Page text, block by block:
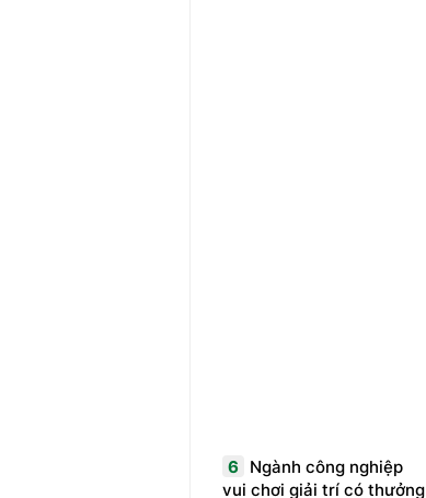
6 Ngành công nghiệp
vui chơi giải trí có thưởng